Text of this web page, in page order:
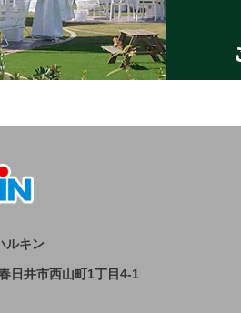
ルキン
日井市西山町1丁目4-1